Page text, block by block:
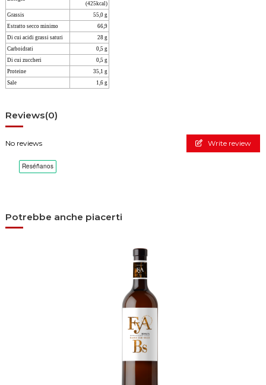
(425kcal)
Grassis
55,0 g
Estratto secco minimo
66,9
Di cui acidi grassi saturi
28 g
Carboidrati
0,5 g
Di cui zuccheri
0,5 g
Proteine
35,1 g
Sale
1,6 g
Reviews(0)
No reviews Write review
Potrebbe anche piacerti